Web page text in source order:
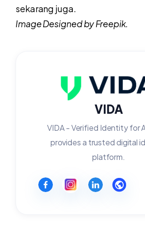
sekarang juga.
Image Designed by Freepik.
VIDA
VIDA - Verified Identity for
provides a trusted digital
platform.